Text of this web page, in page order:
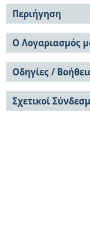
Περιήγηση
Σε όλο το DSpace
Κοινότητες &
Ανά Ημερομηνία
Έκδοσης
Συγγραφείς
Τίτλοι
Θέματα
Ο Λογαριασμός
Σύνδεση
Εγγραφή
Οδηγίες /
Οδηγίες Υποβολής
Οδηγίες Χρήσης ΙΑ
Συχνές Ερωτήσεις
Σχετικοί